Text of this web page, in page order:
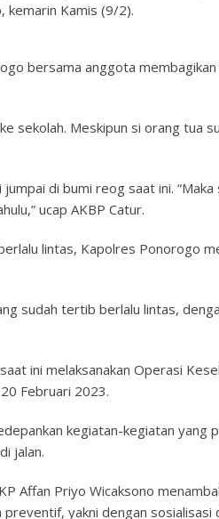
kemarin Kamis (9/2).
bersama anggota
sekolah. Meskipun si orang tua
di bumi reog saat ini.
ucap AKBP Catur.
lintas, Kapolres Ponorogo
sudah tertib berlalu lintas,
ini melaksanakan Operasi
Februari 2023.
kegiatan-kegiatan yang
jalan.
Affan Priyo Wicaksono
yakni dengan sosialisasi